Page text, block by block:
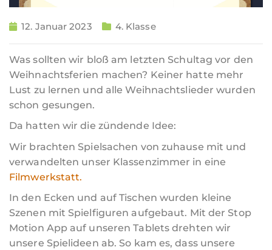
12. Januar 2023 4. Klasse
Was sollten wir bloß am letzten Schultag vor den
Weihnachtsferien machen? Keiner hatte mehr
Lust zu lernen und alle Weihnachtslieder wurden
schon gesungen.
Da hatten wir die zündende Idee:
Wir brachten Spielsachen von zuhause mit und
verwandelten unser Klassenzimmer in eine
Filmwerkstatt.
In den Ecken und auf Tischen wurden kleine
Szenen mit Spielfiguren aufgebaut. Mit der Stop
Motion App auf unseren Tablets drehten wir
unsere Spielideen ab. So kam es, dass unsere